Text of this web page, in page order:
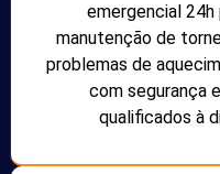
emergencial 24h
manutenção de
problemas de
com segurança
qualificados à